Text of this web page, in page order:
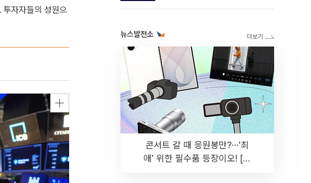
투자자들의 성원으
뉴스발전소
콘서트 갈 때 응원봉만?⋯'최
애' 위한 필수품 등장이오! [솔